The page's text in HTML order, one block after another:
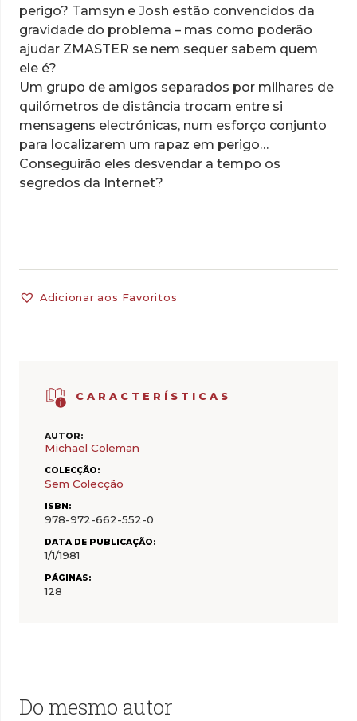
CARACTERÍSTICAS
AUTOR:
Michael Coleman
COLECÇÃO:
Sem Colecção
ISBN:
978-972-662-552-0
DATA DE PUBLICAÇÃO:
1/1/1981
PÁGINAS:
128
perigo? Tamsyn e Josh estão convencidos da
gravidade do problema – mas como poderão
ajudar ZMASTER se nem sequer sabem quem
ele é?
Um grupo de amigos separados por milhares de
quilómetros de distância trocam entre si
mensagens electrónicas, num esforço conjunto
para localizarem um rapaz em perigo…
Conseguirão eles desvendar a tempo os
segredos da Internet?
Adicionar aos Favoritos
Do mesmo autor